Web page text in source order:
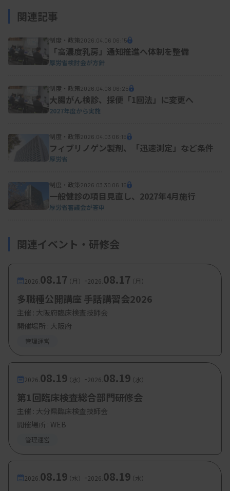
関連記事
制度・政策2026.04.06 06:15
「高濃度乳房」通知推進へ体制を整備
厚労省検討会が方針
制度・政策2026.04.08 06:25
大腸がん検診、採便「1回法」に変更へ
2027年度から実施
制度・政策2026.04.03 06:15
フィブリノゲン製剤、「迅速測定」など条件
厚労省
制度・政策2026.03.30 06:15
一般健診の項目見直し、2027年4月施行
厚労省審議会が答申
関連イベント・研修会
2026. 08.17（月） -2026. 08.17（月）
多職種公開講座 手話講習会2026
主催 : 大阪府臨床検査技師会
開催場所 : 大阪府
管理運営
2026. 08.19（水） -2026. 08.19（水）
第1回臨床検査総合部門研修会
主催 : 大分県臨床検査技師会
開催場所 : WEB
管理運営
2026. 08.19（水） -2026. 08.19（水）